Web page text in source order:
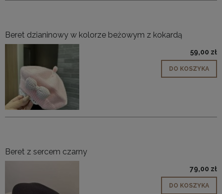
Beret dzianinowy w kolorze beżowym z kokardą
59,00 zł
DO KOSZYKA
Beret z sercem czarny
79,00 zł
DO KOSZYKA